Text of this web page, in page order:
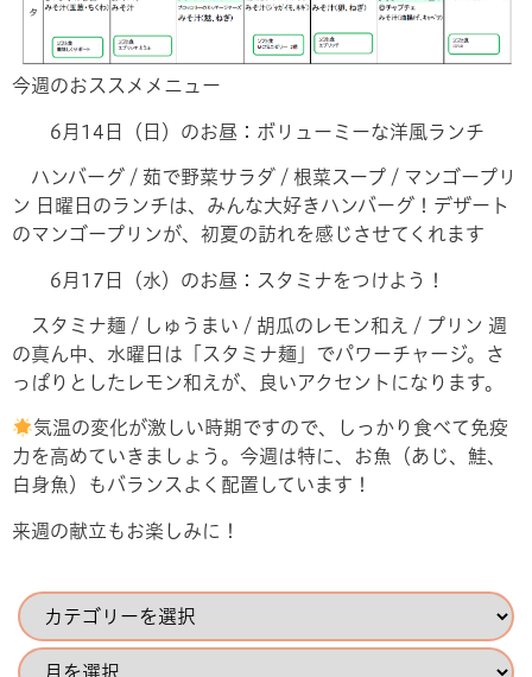
今週のおススメメニュー
6月14日（日）のお昼：ボリューミーな洋風ランチ
ハンバーグ / 茹で野菜サラダ / 根菜スープ / マンゴープリ
ン 日曜日のランチは、みんな大好きハンバーグ！デザート
のマンゴープリンが、初夏の訪れを感じさせてくれます
6月17日（水）のお昼：スタミナをつけよう！
スタミナ麺 / しゅうまい / 胡瓜のレモン和え / プリン 週
の真ん中、水曜日は「スタミナ麺」でパワーチャージ。さ
っぱりとしたレモン和えが、良いアクセントになります。
気温の変化が激しい時期ですので、しっかり食べて免疫
力を高めていきましょう。今週は特に、お魚（あじ、鮭、
白身魚）もバランスよく配置しています！
来週の献立もお楽しみに！